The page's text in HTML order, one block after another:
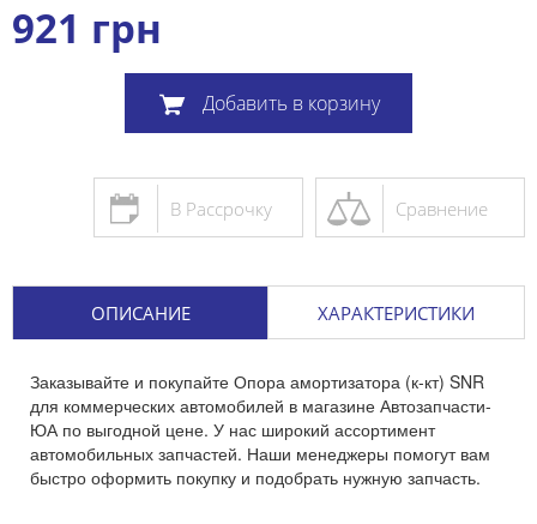
921 грн
Добавить в корзину
Сравнение
В Рассрочку
ОПИСАНИЕ ХАРАКТЕРИСТИКИ
Заказывайте и покупайте Опора амортизатора (к-кт) SNR
для коммерческих автомобилей в магазине Автозапчасти-
ЮА по выгодной цене. У нас широкий ассортимент
автомобильных запчастей. Наши менеджеры помогут вам
быстро оформить покупку и подобрать нужную запчасть.